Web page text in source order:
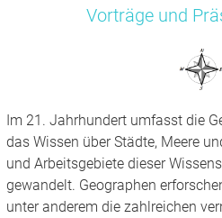
Vorträge und
Im 21. Jahrhundert umfasst die
das Wissen über Städte, Meere
und Arbeitsgebiete dieser
gewandelt. Geographen
unter anderem die zahlreichen